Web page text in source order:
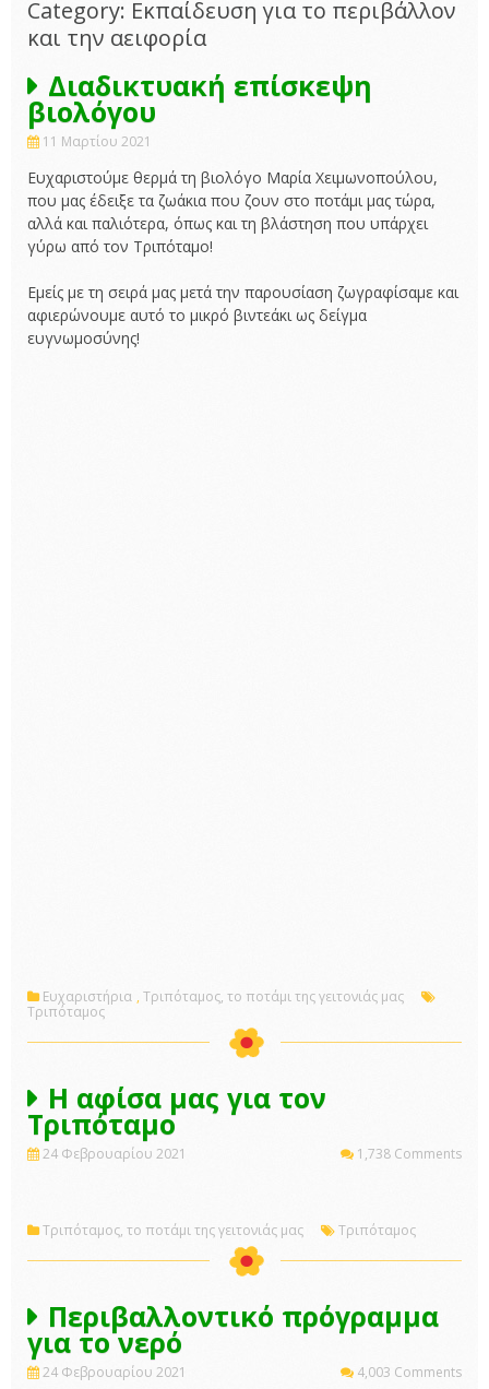
Category: Εκπαίδευση για το περιβάλλον
και την αειφορία
Διαδικτυακή επίσκεψη
βιολόγου
11 Μαρτίου 2021
Ευχαριστούμε θερμά τη βιολόγο Μαρία Χειμωνοπούλου,
που μας έδειξε τα ζωάκια που ζουν στο ποτάμι μας τώρα,
αλλά και παλιότερα, όπως και τη βλάστηση που υπάρχει
γύρω από τον Τριπόταμο!
Εμείς με τη σειρά μας μετά την παρουσίαση ζωγραφίσαμε και
αφιερώνουμε αυτό το μικρό βιντεάκι ως δείγμα
ευγνωμοσύνης!
Ευχαριστήρια ,Τριπόταμος, το ποτάμι της γειτονιάς μας
Τριπόταμος
Η αφίσα μας για τον
Τριπόταμο
24 Φεβρουαρίου 2021 1,738 Comments
Τριπόταμος, το ποτάμι της γειτονιάς μας Τριπόταμος
Περιβαλλοντικό πρόγραμμα
για το νερό
24 Φεβρουαρίου 2021 4,003 Comments